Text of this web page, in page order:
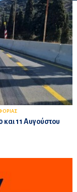
και 11 Αυγούστου